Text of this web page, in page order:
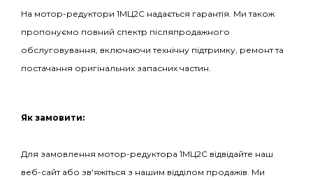
На мотор-редуктори 1МЦ2С надається гарантія. Ми також
пропонуємо повний спектр післяпродажного
обслуговування, включаючи технічну підтримку, ремонт та
постачання оригінальних запасних частин.
Як замовити:
Для замовлення мотор-редуктора 1МЦ2С відвідайте наш
веб-сайт або зв'яжіться з нашим відділом продажів. Ми